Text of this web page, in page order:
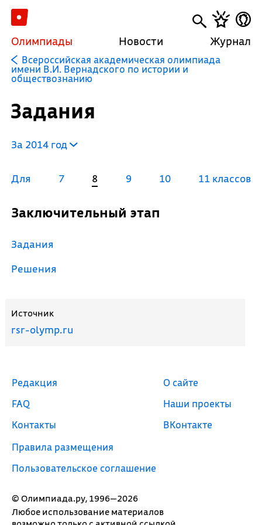
Олимпиады Новости Журнал
Всероссийская академическая олимпиада
имени В.И. Вернадского по истории и
обществознанию
Задания
За 2014 год
Для 7 8 9 10 11 классов
Заключительный этап
Задания
Решения
Источник
rsr-olymp.ru
© Олимпиада.ру, 1996—2026
Любое использование материалов
Редакция
FAQ
Контакты
Правила размещения
Пользовательское соглашение
О сайте
Наши проекты
ВКонтакте